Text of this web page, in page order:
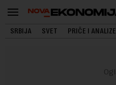
SRBIJA SVET PRIČE I ANALIZE